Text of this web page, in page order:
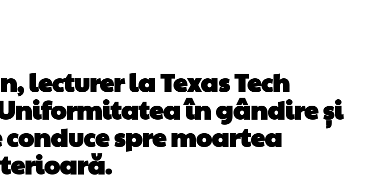
lecturer la Texas Tech
în gândire și
spre moartea